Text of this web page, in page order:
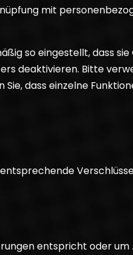
mit
so eingestellt, dass sie
deaktivieren. Bitte
dass einzelne
entspricht oder um